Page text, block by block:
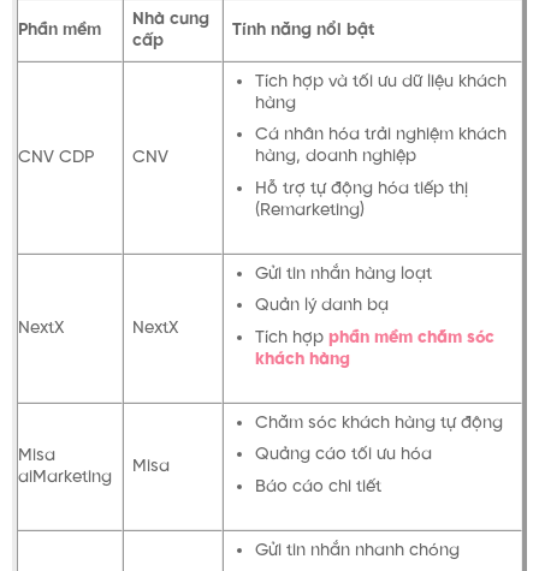
Phần mềm
Nhà cung
cấp
Tính năng nổi bật
CNV CDP CNV
Tích hợp và tối ưu dữ liệu khách
hàng
Cá nhân hóa trải nghiệm khách
hàng, doanh nghiệp
Hỗ trợ tự động hóa tiếp thị
(Remarketing)
NextX NextX
Gửi tin nhắn hàng loạt
Quản lý danh bạ
Tích hợp phần mềm chăm sóc
khách hàng
Misa
aiMarketing
Misa
Chăm sóc khách hàng tự động
Quảng cáo tối ưu hóa
Báo cáo chi tiết
Gửi tin nhắn nhanh chóng